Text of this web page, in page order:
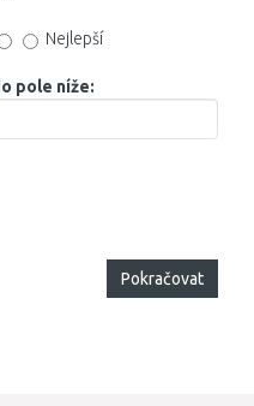
Nejlepší
pole níže:
Pokračovat